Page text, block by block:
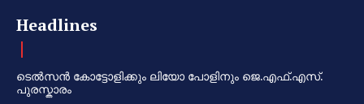
Headlines
ടെൽസൻ കോട്ടോളിക്കും ലിയോ പോളിനും ജെ.എഫ്.എസ്.
പുരസ്കാരം